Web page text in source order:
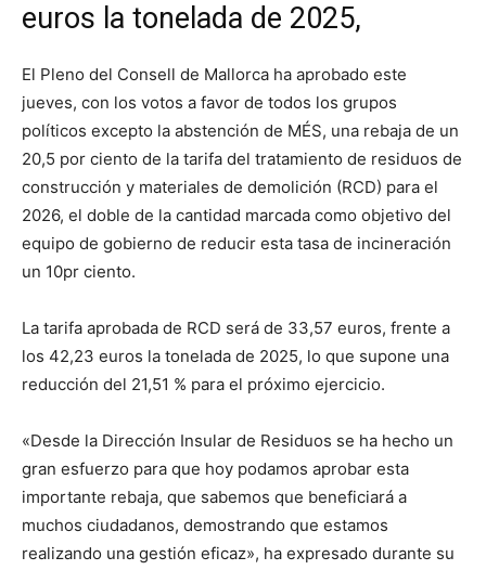
euros la tonelada de 2025,
El Pleno del Consell de Mallorca ha aprobado este
jueves, con los votos a favor de todos los grupos
políticos excepto la abstención de MÉS, una rebaja de un
20,5 por ciento de la tarifa del tratamiento de residuos de
construcción y materiales de demolición (RCD) para el
2026, el doble de la cantidad marcada como objetivo del
equipo de gobierno de reducir esta tasa de incineración
un 10pr ciento.
La tarifa aprobada de RCD será de 33,57 euros, frente a
los 42,23 euros la tonelada de 2025, lo que supone una
reducción del 21,51 % para el próximo ejercicio.
«Desde la Dirección Insular de Residuos se ha hecho un
gran esfuerzo para que hoy podamos aprobar esta
importante rebaja, que sabemos que beneficiará a
muchos ciudadanos, demostrando que estamos
realizando una gestión eficaz», ha expresado durante su